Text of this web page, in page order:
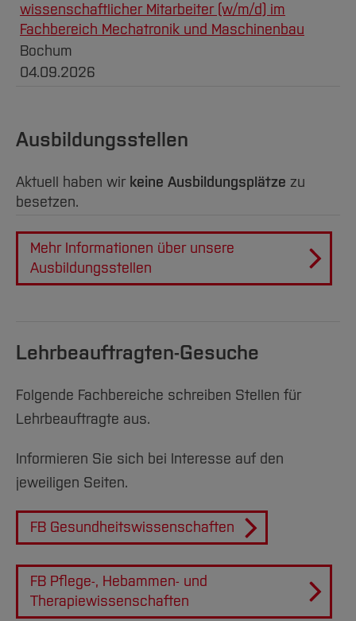
wissenschaftlicher Mitarbeiter (w/m/d) im
Fachbereich Mechatronik und Maschinenbau
Bochum
04.09.2026
Ausbildungsstellen
Aktuell haben wir keine Ausbildungsplätze zu
besetzen.
Mehr Informationen über unsere
Ausbildungsstellen
Lehrbeauftragten-Gesuche
Folgende Fachbereiche schreiben Stellen für
Lehrbeauftragte aus.
Informieren Sie sich bei Interesse auf den
jeweiligen Seiten.
FB Gesundheitswissenschaften
FB Pflege-, Hebammen- und
Therapiewissenschaften